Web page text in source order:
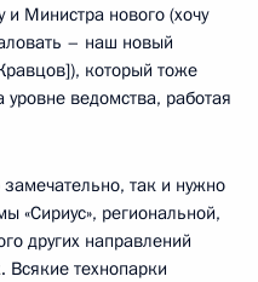
Министра нового (хочу
– наш новый
который тоже
ведомства, работая
так и нужно
«Сириус», региональной,
других направлений
Всякие технопарки